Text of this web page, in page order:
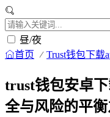
昼/夜
首页 Trust钱包下载
trust钱包安卓
全与风险的平衡